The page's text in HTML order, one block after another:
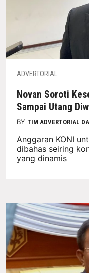
ADVERTORIAL
Novan Soroti
Sampai Utang
BY TIM ADVERTORIAL
Anggaran KONI
dibahas seiring
yang dinamis